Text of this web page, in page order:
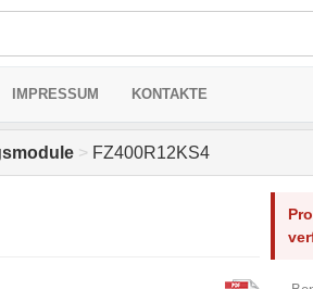
IMPRESSUM KONTAKTE
> FZ400R12KS4